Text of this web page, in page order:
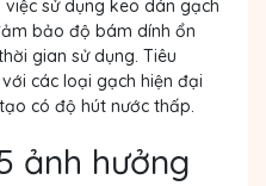
sử dụng keo dán gạch
bảo độ bám dính ổn
gian sử dụng. Tiêu
các loại gạch hiện đại
có độ hút nước thấp.
ảnh hưởng